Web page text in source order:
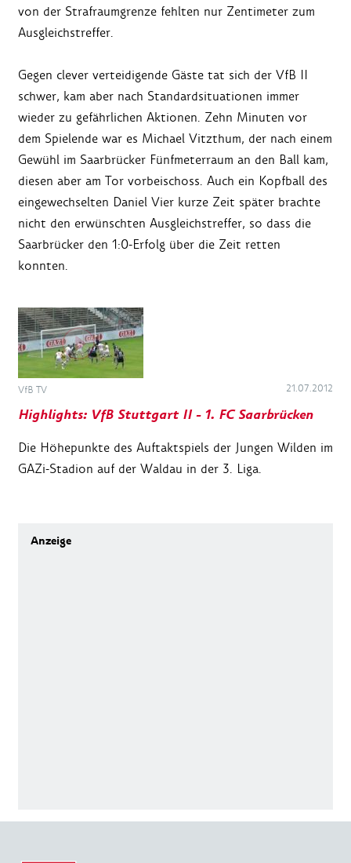
von der Strafraumgrenze fehlten nur Zentimeter zum
Ausgleichstreffer.
Gegen clever verteidigende Gäste tat sich der VfB II
schwer, kam aber nach Standardsituationen immer
wieder zu gefährlichen Aktionen. Zehn Minuten vor
dem Spielende war es Michael Vitzthum, der nach einem
Gewühl im Saarbrücker Fünfmeterraum an den Ball kam,
diesen aber am Tor vorbeischoss. Auch ein Kopfball des
eingewechselten Daniel Vier kurze Zeit später brachte
nicht den erwünschten Ausgleichstreffer, so dass die
Saarbrücker den 1:0-Erfolg über die Zeit retten
konnten.
VfB TV 21.07.2012
Highlights: VfB Stuttgart II - 1. FC Saarbrücken
Die Höhepunkte des Auftaktspiels der Jungen Wilden im
GAZi-Stadion auf der Waldau in der 3. Liga.